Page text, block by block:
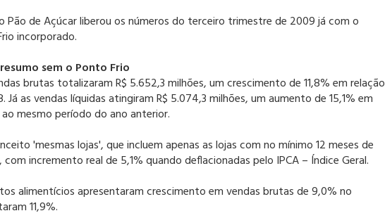
Pão de Açúcar liberou os números do terceiro trimestre de 2009 já com o
incorporado.
sem o Ponto Frio
brutas totalizaram R$ 5.652,3 milhões, um crescimento de 11,8% em relação
Já as vendas líquidas atingiram R$ 5.074,3 milhões, um aumento de 15,1% em
mesmo período do ano anterior.
'mesmas lojas', que incluem apenas as lojas com no mínimo 12 meses de
incremento real de 5,1% quando deflacionadas pelo IPCA – Índice Geral.
alimentícios apresentaram crescimento em vendas brutas de 9,0% no
11,9%.